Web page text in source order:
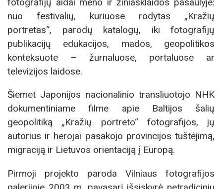
fotografijų aidai meno ir žiniasklaidos pasaulyje:
nuo festivalių, kuriuose rodytas „Kražių
portretas“, parodų katalogų, iki fotografijų
publikacijų edukacijos, mados, geopolitikos
konteksuote – žurnaluose, portaluose ar
televizijos laidose.
Šiemet Japonijos nacionalinio transliuotojo NHK
dokumentiniame filme apie Baltijos šalių
geopolitiką „Kražių portreto“ fotografijos, jų
autorius ir herojai pasakojo provincijos tuštėjimą,
migraciją ir Lietuvos orientaciją į Europą.
Pirmoji projekto paroda Vilniaus fotografijos